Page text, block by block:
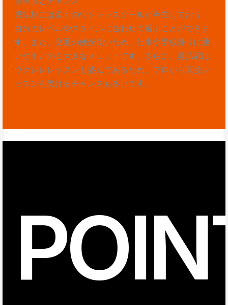
勇払駅には多くのウクレレスクールが点在しており、
自分のレベルやスタイルに合わせて選ぶことができま
す。また、交通の便が良いため、仕事や学校帰りに通
いやすいのも大きなメリットです。さらに、勇払駅は
ウクレレレッスンも盛んであるため、プロから直接レ
ッスンを受けるチャンスも多いです。